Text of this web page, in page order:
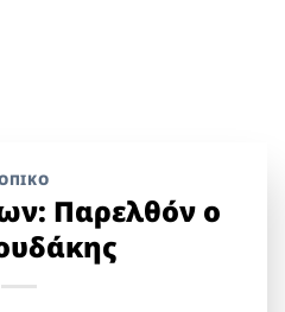
Παρελθόν ο